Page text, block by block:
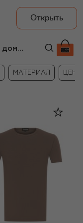
Открыть
Коричневая мужская домашняя одежда Zegna
МАТЕРИАЛ ЦЕНА